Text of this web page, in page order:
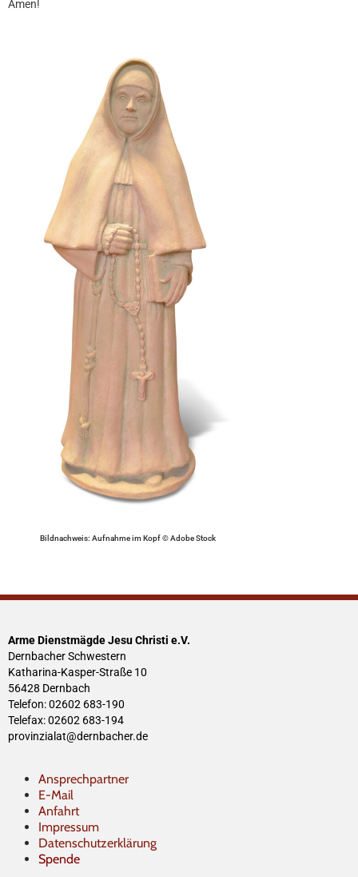
Amen!
Bildnachweis: Aufnahme im Kopf © Adobe Stock
Arme Dienstmägde Jesu Christi e.V.
Dernbacher Schwestern
Katharina-Kasper-Straße 10
56428 Dernbach
Telefon: 02602 683-190
Telefax: 02602 683-194
provinzialat@dernbacher.de
Ansprechpartner
E-Mail
Anfahrt
Impressum
Datenschutzerklärung
Spende